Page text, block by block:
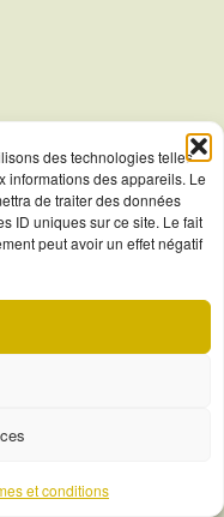
des technologies telles
informations des appareils. Le
de traiter des données
ID uniques sur ce site. Le fait
peut avoir un effet négatif
et conditions